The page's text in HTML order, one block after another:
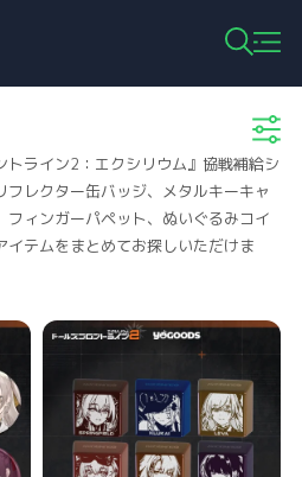
ライン2：エクシリウム』協戦補給シ
フレクター缶バッジ、メタルキーキャ
フィンガーパペット、ぬいぐるみコイ
イテムをまとめてお探しいただけま